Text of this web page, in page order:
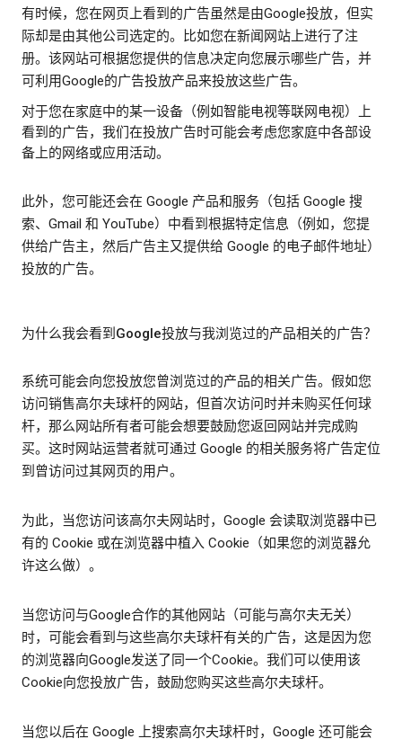
有时候，您在网页上看到的广告虽然是由Google投放，但实
际却是由其他公司选定的。比如您在新闻网站上进行了注
册。该网站可根据您提供的信息决定向您展示哪些广告，并
可利用Google的广告投放产品来投放这些广告。
对于您在家庭中的某一设备（例如智能电视等联网电视）上
看到的广告，我们在投放广告时可能会考虑您家庭中各部设
备上的网络或应用活动。
此外，您可能还会在 Google 产品和服务（包括 Google 搜
索、Gmail 和 YouTube）中看到根据特定信息（例如，您提
供给广告主，然后广告主又提供给 Google 的电子邮件地址）
投放的广告。
为什么我会看到Google投放与我浏览过的产品相关的广告？
系统可能会向您投放您曾浏览过的产品的相关广告。假如您
访问销售高尔夫球杆的网站，但首次访问时并未购买任何球
杆，那么网站所有者可能会想要鼓励您返回网站并完成购
买。这时网站运营者就可通过 Google 的相关服务将广告定位
到曾访问过其网页的用户。
为此，当您访问该高尔夫网站时，Google 会读取浏览器中已
有的 Cookie 或在浏览器中植入 Cookie（如果您的浏览器允
许这么做）。
当您访问与Google合作的其他网站（可能与高尔夫无关）
时，可能会看到与这些高尔夫球杆有关的广告，这是因为您
的浏览器向Google发送了同一个Cookie。我们可以使用该
Cookie向您投放广告，鼓励您购买这些高尔夫球杆。
当您以后在 Google 上搜索高尔夫球杆时，Google 还可能会